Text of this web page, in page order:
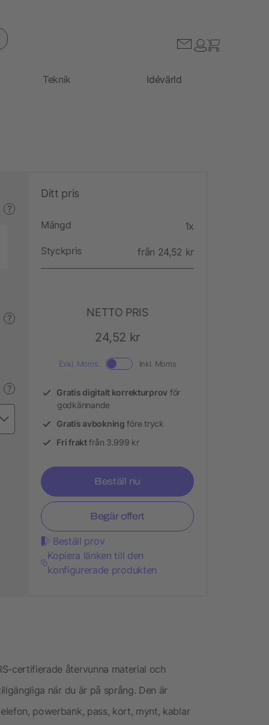
Teknik Idévärld
?
?
?
Ditt pris
Mängd 1x
Styckpris från 24,52 kr
NETTO PRIS
24,52 kr
Exkl. Moms. Inkl. Moms
Gratis digitalt korrekturprov för
godkännande
Gratis avbokning före tryck
Fri fraktfrån 3.999 kr
Beställ nu
Begär offert
Beställ prov
Kopiera länken till den
konfigurerade produkten
certifierade återvunna material och
när du är på språng. Den är
powerbank, pass, kort, mynt, kablar